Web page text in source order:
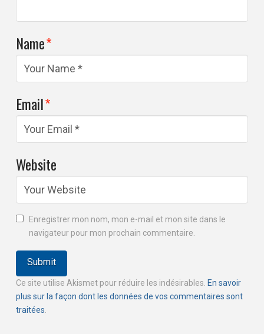
Name*
Email*
Website
Enregistrer mon nom, mon e-mail et mon site dans le
navigateur pour mon prochain commentaire.
Ce site utilise Akismet pour réduire les indésirables. En savoir
plus sur la façon dont les données de vos commentaires sont
traitées